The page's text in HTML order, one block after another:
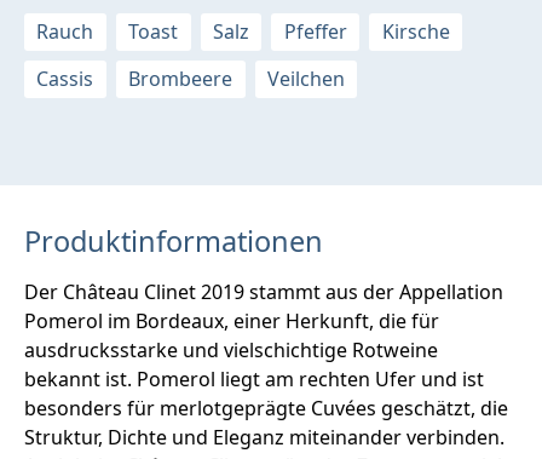
Rauch
Toast Salz Pfeffer
Kirsche
Cassis
Brombeere Veilchen
Produktinformationen
Der Château Clinet 2019 stammt aus der Appellation
Pomerol im Bordeaux, einer Herkunft, die für
ausdrucksstarke und vielschichtige Rotweine
bekannt ist. Pomerol liegt am rechten Ufer und ist
besonders für merlotgeprägte Cuvées geschätzt, die
Struktur, Dichte und Eleganz miteinander verbinden.